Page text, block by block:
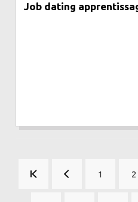
Job dating
Pagination Page
1 2